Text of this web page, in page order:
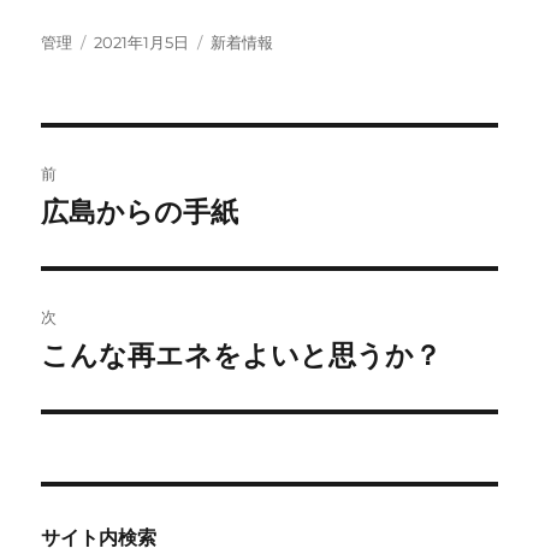
投
管理
投
2021年1月5日
カ
新着情報
稿
ビ
ゲ
ー
前
前
投
稿:
広島からの手紙
次
次
投
こんな再エネをよいと思うか？
サイト内検索